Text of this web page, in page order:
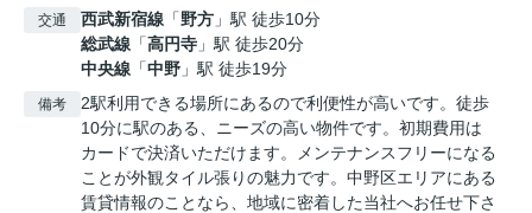
交通 西武新宿線 「野方 」駅 徒歩10分
総武線 「高円寺 」駅 徒歩20分
中央線 「中野 」駅 徒歩19分
備考
2駅利用できる場所にあるので利便性が高いです。徒歩
10分に駅のある、ニーズの高い物件です。初期費用は
カードで決済いただけます。メンテナンスフリーになる
ことが外観タイル張りの魅力です。中野区エリアにある
賃貸情報のことなら、地域に密着した当社へお任せ下さ